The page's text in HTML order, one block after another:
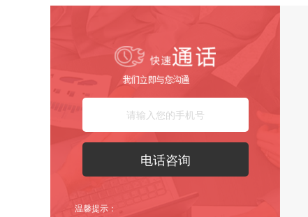
温馨提示：